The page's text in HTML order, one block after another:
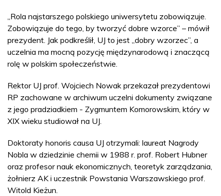
„Rola najstarszego polskiego uniwersytetu zobowiązuje.
Zobowiązuje do tego, by tworzyć dobre wzorce” – mówił
prezydent. Jak podkreślił, UJ to jest „dobry wzorzec”, a
uczelnia ma mocną pozycję międzynarodową i znaczącą
rolę w polskim społeczeństwie.
Rektor UJ prof. Wojciech Nowak przekazał prezydentowi
RP zachowane w archiwum uczelni dokumenty związane
z jego pradziadkiem - Zygmuntem Komorowskim, który w
XIX wieku studiował na UJ.
Doktoraty honoris causa UJ otrzymali: laureat Nagrody
Nobla w dziedzinie chemii w 1988 r. prof. Robert Hubner
oraz profesor nauk ekonomicznych, teoretyk zarządzania,
żołnierz AK i uczestnik Powstania Warszawskiego prof.
Witold Kieżun.